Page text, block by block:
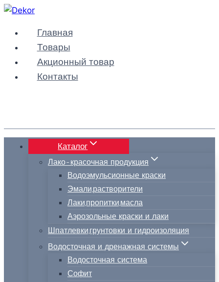
Перейти
содержимому
Главная
Товары
Акционный товар
Контакты
Каталог
Лако-красочная продукция
Водоэмульсионные краски
Эмали,растворители
Лаки,пропитки,масла
Аэрозольные краски и лаки
Шпатлевки,грунтовки и гидроизоляция
Водосточная и дренажная системы
Водосточная система
Софит